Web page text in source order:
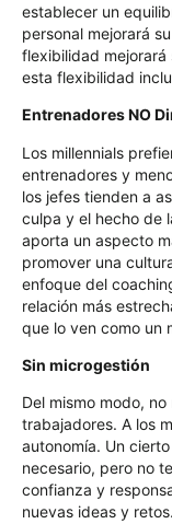
establecer un
personal mejorará
flexibilidad
esta flexibilidad
Entrenadores NO
Los millennials
entrenadores y
los jefes tienden a
culpa y el hecho de
aporta un aspecto
promover una
enfoque del
relación más
que lo ven como un
Sin microgestión
Del mismo modo,
trabajadores. A los
autonomía. Un
necesario, pero no
confianza y
nuevas ideas y retos.